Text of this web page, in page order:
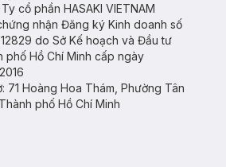
cổ phần HASAKI VIETNAM
nhận Đăng ký Kinh doanh số
do Sở Kế hoạch và Đầu tư
phố Hồ Chí Minh cấp ngày
71 Hoàng Hoa Thám, Phường Tân
phố Hồ Chí Minh